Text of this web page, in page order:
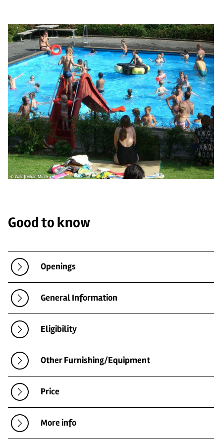
© Waldfreibad Much
Good to know
Openings
General Information
Eligibility
Other Furnishing/Equipment
Price
More info